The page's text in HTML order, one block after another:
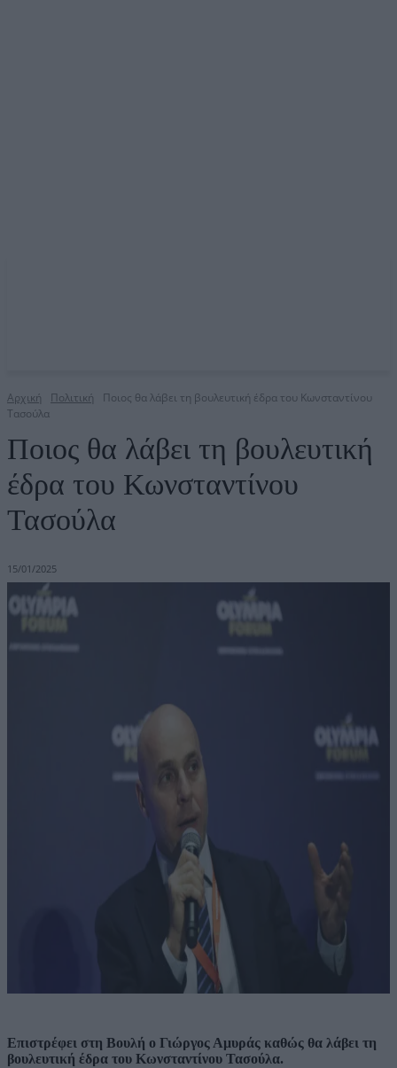
Αρχική Πολιτική
Ποιος θα λάβει τη βουλευτική έδρα του Κωνσταντίνου
Τασούλα
Ποιος θα λάβει τη βουλευτική
έδρα του Κωνσταντίνου
Τασούλα
15/01/2025
Επιστρέφει στη Βουλή ο Γιώργος Αμυράς καθώς θα λάβει τη
βουλευτική έδρα του Κωνσταντίνου Τασούλα.